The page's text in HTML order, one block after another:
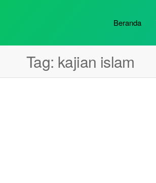
Beranda
Tag: kajian islam